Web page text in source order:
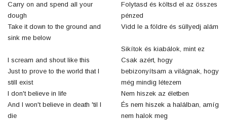
Carry on and spend all your
dough
Take it down to the ground and
sink me below
I scream and shout like this
Just to prove to the world that I
still exist
I don't believe in life
And I won't believe in death 'til I
die
Folytasd és költsd el az összes
pénzed
Vidd le a földre és süllyedj alám
Sikítok és kiabálok, mint ez
Csak azért, hogy
bebizonyítsam a világnak, hogy
még mindig létezem
Nem hiszek az életben
És nem hiszek a halálban, amíg
nem halok meg